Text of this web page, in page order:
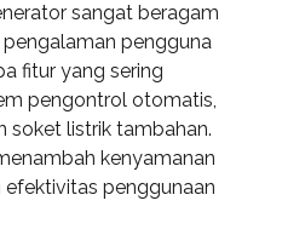
sangat beragam
pengguna
fitur yang sering
pengontrol otomatis,
soket listrik tambahan.
kenyamanan
penggunaan